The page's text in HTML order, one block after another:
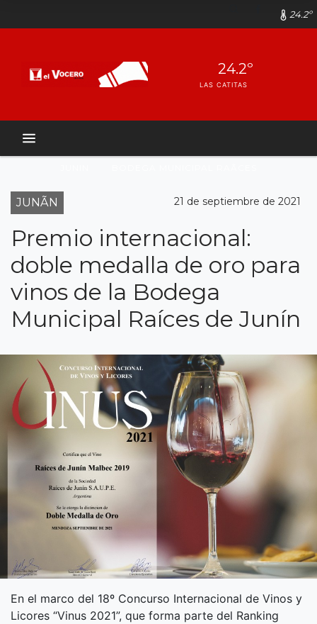
24.2º
24.2º
LAS CATITAS
JUNÃN 21 de septiembre de 2021
Premio internacional:
doble medalla de oro para
vinos de la Bodega
Municipal Raíces de Junín
En el marco del 18º Concurso Internacional de Vinos y
Licores “Vinus 2021”, que forma parte del Ranking